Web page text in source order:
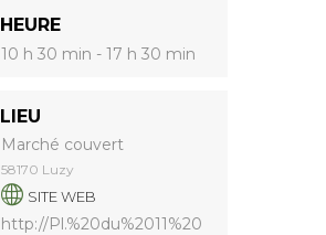
HEURE
10 h 30 min - 17 h 30 min
LIEU
Marché couvert
58170 Luzy
SITE WEB
http://Pl.%20du%2011%20